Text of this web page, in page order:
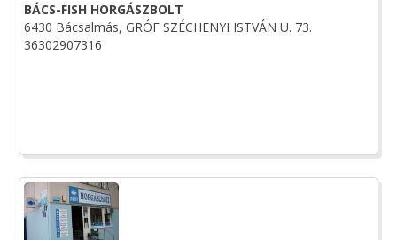
BÁCS-FISH HORGÁSZBOLT
6430 Bácsalmás, GRÓF SZÉCHENYI ISTVÁN U. 73.
36302907316